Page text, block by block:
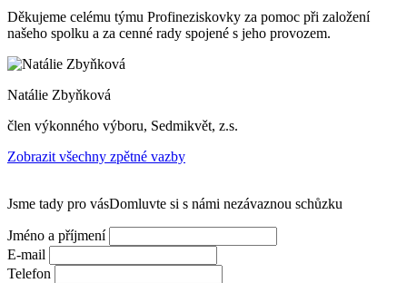
Děkujeme celému týmu Profineziskovky za pomoc při založení
našeho spolku a za cenné rady spojené s jeho provozem.
Natálie Zbyňková
člen výkonného výboru, Sedmikvět, z.s.
Zobrazit všechny zpětné vazby
Jsme tady pro vásDomluvte si s námi nezávaznou schůzku
Jméno a příjmení
E-mail
Telefon